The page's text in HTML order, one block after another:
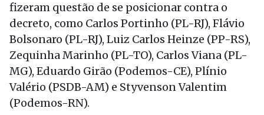
fizeram questão de se posicionar contra o
decreto, como Carlos Portinho (PL-RJ), Flávio
Bolsonaro (PL-RJ), Luiz Carlos Heinze (PP-RS),
Zequinha Marinho (PL-TO), Carlos Viana (PL-
MG), Eduardo Girão (Podemos-CE), Plínio
Valério (PSDB-AM) e Styvenson Valentim
(Podemos-RN).